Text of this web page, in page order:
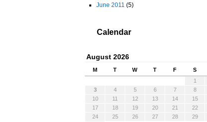
June 2011 (5)
Calendar
August 2026
M T W T F S
1
3
4 5 6 7 8
10
11 12 13 14 15
17
18 19 20 21 22
24
25 26 27 28 29